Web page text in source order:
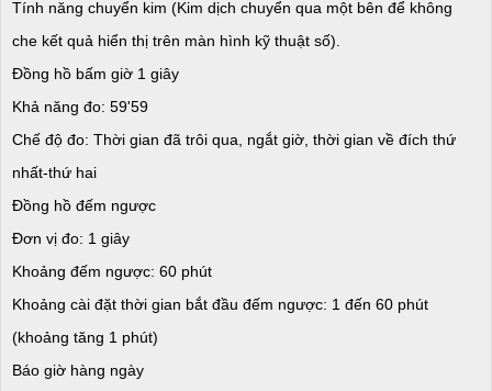
Tính năng chuyển kim (Kim dịch chuyển qua một bên để không
che kết quả hiển thị trên màn hình kỹ thuật số).
Đồng hồ bấm giờ 1 giây
Khả năng đo: 59'59
Chế độ đo: Thời gian đã trôi qua, ngắt giờ, thời gian về đích thứ
nhất-thứ hai
Đồng hồ đếm ngược
Đơn vị đo: 1 giây
Khoảng đếm ngược: 60 phút
Khoảng cài đặt thời gian bắt đầu đếm ngược: 1 đến 60 phút
(khoảng tăng 1 phút)
Báo giờ hàng ngày